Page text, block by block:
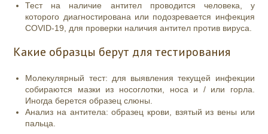
Тест на наличие антител проводится человека, у
которого диагностирована или подозревается инфекция
COVID-19, для проверки наличия антител против вируса.
Какие образцы берут для тестирования
Молекулярный тест: для выявления текущей инфекции
собираются мазки из носоглотки, носа и / или горла.
Иногда берется образец слюны.
Анализ на антитела: образец крови, взятый из вены или
пальца.